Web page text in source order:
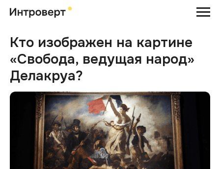
Кто изображен на картине
«Свобода, ведущая народ»
Делакруа?